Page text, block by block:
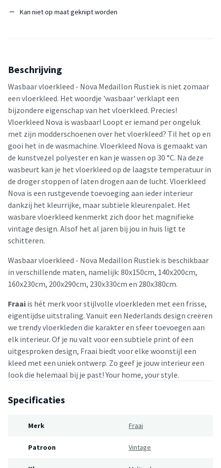
Kan niet op maat geknipt worden
Beschrijving
Wasbaar vloerkleed - Nova Medaillon Rustiek is niet zomaar
een vloerkleed. Het woordje 'wasbaar' verklapt een
bijzondere eigenschap van het vloerkleed. Precies!
Vloerkleed Nova is wasbaar! Loopt er iemand per ongeluk
met zijn modderschoenen over het vloerkleed? Til het op en
gooi het in de wasmachine. Vloerkleed Nova is gemaakt van
de kunstvezel polyester en kan je wassen op 30 °C. Na deze
wasbeurt kan je het vloerkleed op de laagste temperatuur in
de droger stoppen of laten drogen aan de lucht. Vloerkleed
Nova is een rustgevende toevoeging aan ieder interieur
dankzij het kleurrijke, maar subtiele kleurenpalet. Het
wasbare vloerkleed kenmerkt zich door het magnifieke
vintage design. Alsof het al jaren bij jou in huis ligt te
schitteren.
Wasbaar vloerkleed - Nova Medaillon Rustiek is beschikbaar
in verschillende maten, namelijk: 80x150cm, 140x200cm,
160x230cm, 200x290cm, 230x330cm en 280x380cm.
Fraai is hét merk voor stijlvolle vloerkleden met een frisse,
eigentijdse uitstraling. Vanuit een Nederlands design creëren
we trendy vloerkleden die karakter en sfeer toevoegen aan
elk interieur. Of je nu valt voor een subtiele print of een
uitgesproken design, Fraai biedt voor elke woonstijl een
kleed met een uniek ontwerp. Zo geef je jouw interieur een
look die helemaal bij je past! Your home, your style.
Specificaties
Merk Fraai
Patroon Vintage